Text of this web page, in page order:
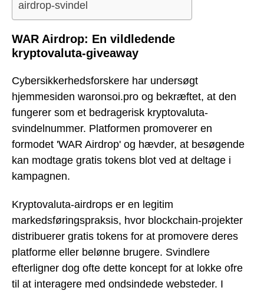
airdrop-svindel
WAR Airdrop: En vildledende
kryptovaluta-giveaway
Cybersikkerhedsforskere har undersøgt
hjemmesiden waronsoi.pro og bekræftet, at den
fungerer som et bedragerisk kryptovaluta-
svindelnummer. Platformen promoverer en
formodet 'WAR Airdrop' og hævder, at besøgende
kan modtage gratis tokens blot ved at deltage i
kampagnen.
Kryptovaluta-airdrops er en legitim
markedsføringspraksis, hvor blockchain-projekter
distribuerer gratis tokens for at promovere deres
platforme eller belønne brugere. Svindlere
efterligner dog ofte dette koncept for at lokke ofre
til at interagere med ondsindede websteder. I